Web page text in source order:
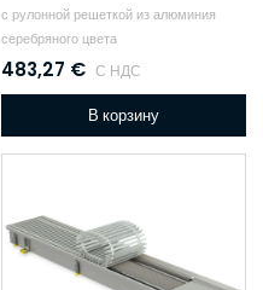
с рулонной решеткой из алюминия
серебряного цвета
483,27 € С НДС
В корзину